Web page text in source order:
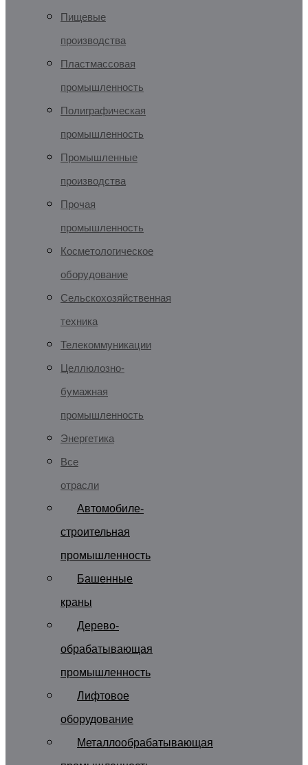
Пищевые
производства
Пластмассовая
промышленность
Полиграфическая
промышленность
Промышленные
производства
Прочая
промышленность
Косметологическое
оборудование
Сельскохозяйственная
техника
Телекоммуникации
Целлюлозно-
бумажная
промышленность
Энергетика
Все
отрасли
Автомобиле-
строительная
промышленность
Башенные
краны
Дерево-
обрабатывающая
промышленность
Лифтовое
оборудование
Металлообрабатывающая